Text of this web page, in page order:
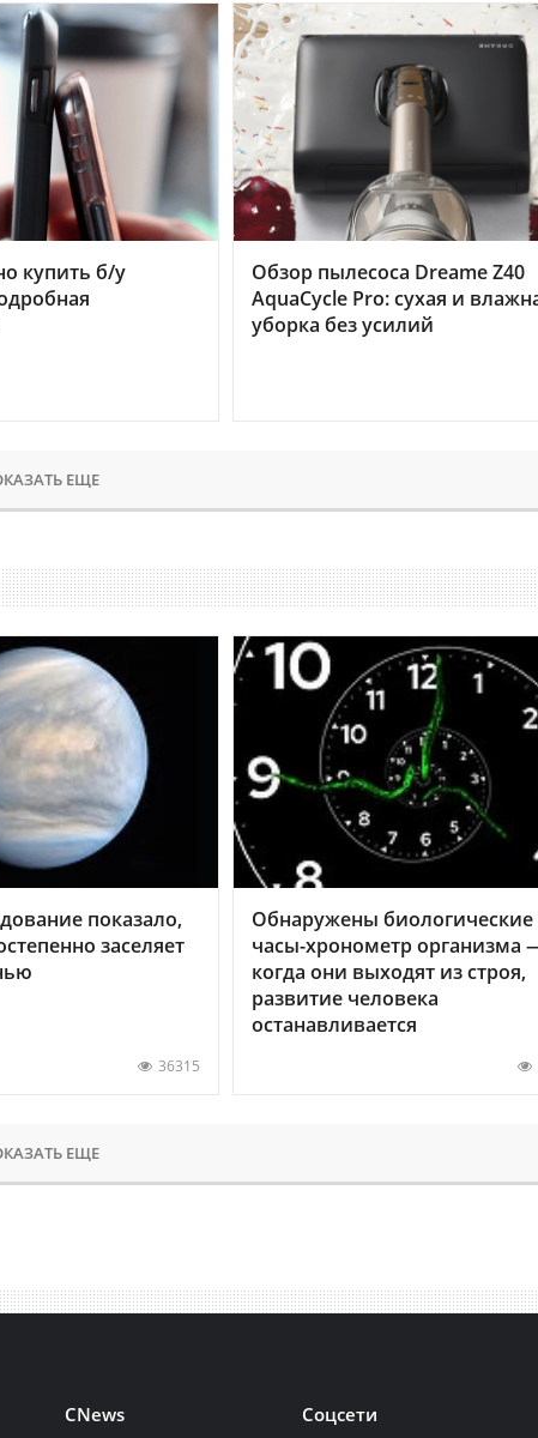
купить б/у
Обзор пылесоса Dreame Z40
AquaCycle Pro: сухая и
уборка без усилий
ЕЩЕ
показало,
заселяет
36315
Обнаружены биологические
часы-хронометр организма
когда они выходят из строя,
развитие человека
останавливается
ЕЩЕ
CNews Соцсети